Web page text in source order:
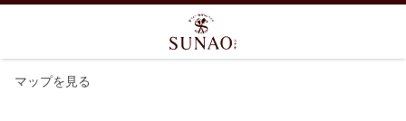
マップを見る